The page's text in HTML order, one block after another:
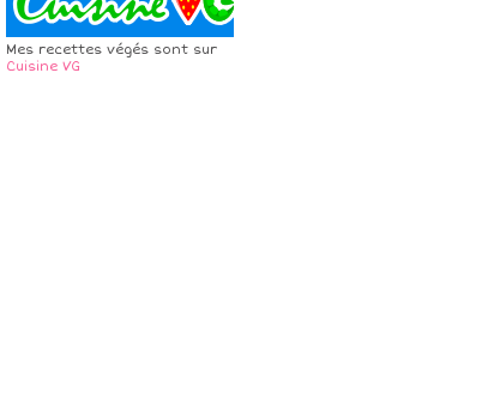
Mes recettes végés sont sur
Cuisine VG